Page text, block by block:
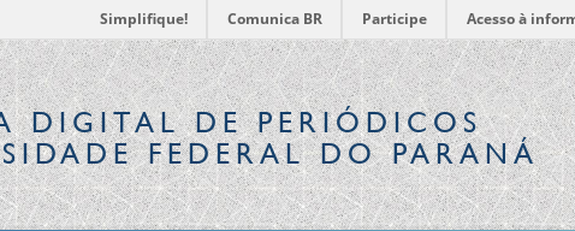
Simplifique! Comunica BR Participe Acesso à
DIGITALDE PERIÓDICOS
FEDERAL DO PARANÁ